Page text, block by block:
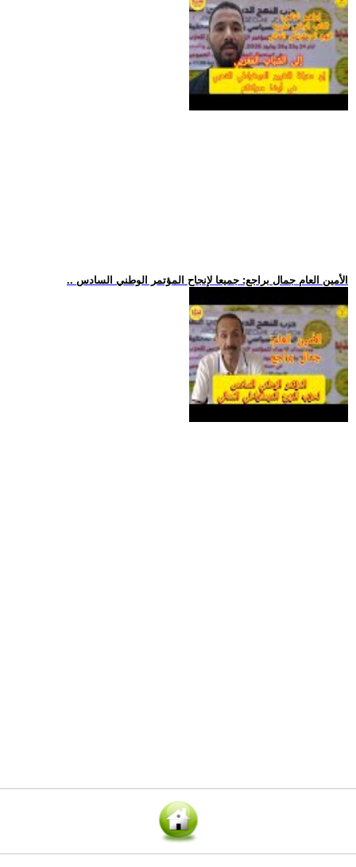
.. الأمين العام جمال براجع: جميعا لإنجاح المؤتمر الوطني السادس